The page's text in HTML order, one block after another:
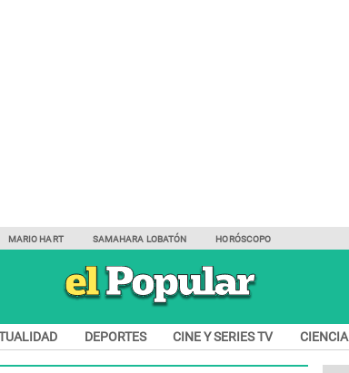
MARIO HART SAMAHARA LOBATÓN HORÓSCOPO
DEPORTES CINE Y SERIES TV CIENCIA